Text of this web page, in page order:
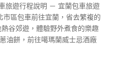
旅遊行程說明 － 宜蘭包車旅遊
區包車前往宜蘭，省去繁複的
谷郊遊，體驗野外煮食的樂趣
油餅，前往噶瑪蘭威士忌酒廠